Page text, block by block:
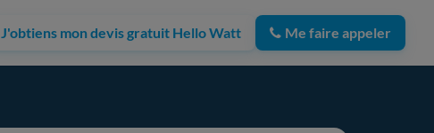
J'obtiens mon devis gratuit Hello Watt Me faire appeler